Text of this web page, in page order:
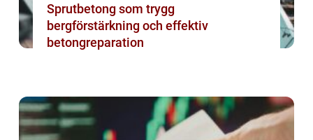
Sprutbetong som trygg
bergförstärkning och effektiv
betongreparation